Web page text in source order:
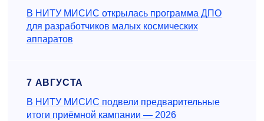
В НИТУ МИСИС открылась программа ДПО
для разработчиков малых космических
аппаратов
7 АВГУСТА
В НИТУ МИСИС подвели предварительные
итоги приёмной кампании — 2026